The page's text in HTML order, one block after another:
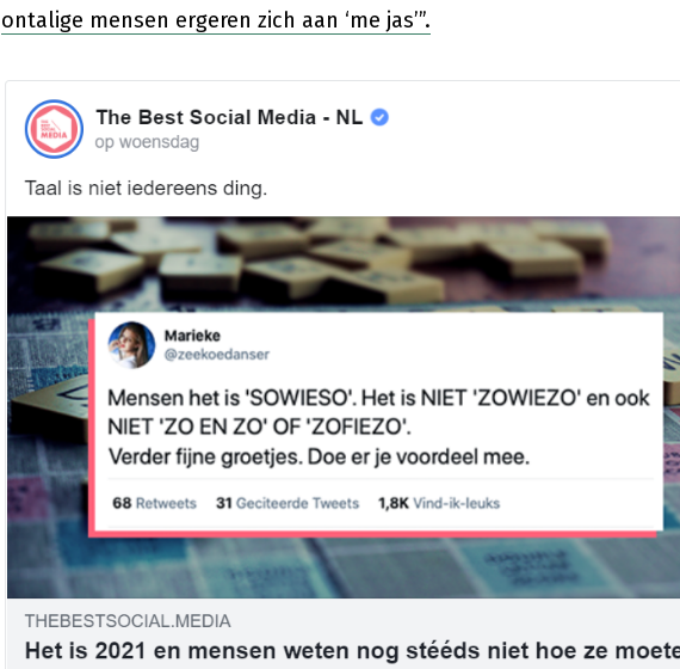
ontalige mensen ergeren zich aan ‘me jas’”.